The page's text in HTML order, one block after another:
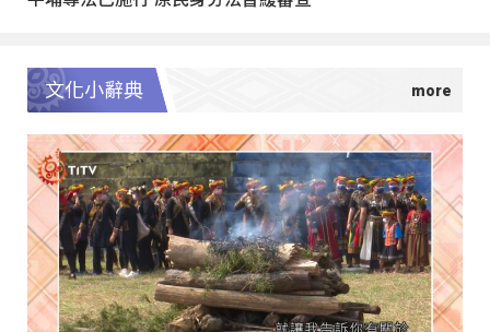
文化小辭典